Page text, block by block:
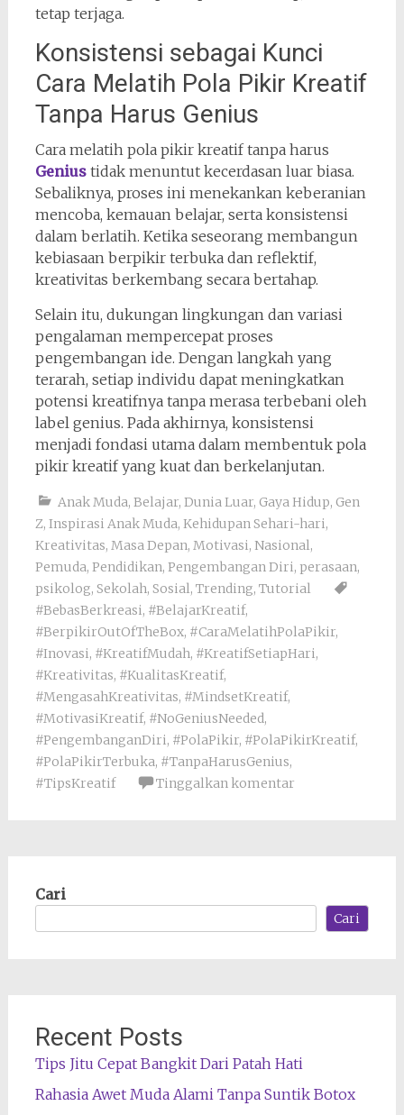
tetap terjaga.
Konsistensi sebagai Kunci
Cara Melatih Pola Pikir Kreatif
Tanpa Harus Genius
Cara melatih pola pikir kreatif tanpa harus
Geniustidak menuntut kecerdasan luar biasa.
Sebaliknya, proses ini menekankan keberanian
mencoba, kemauan belajar, serta konsistensi
dalam berlatih. Ketika seseorang membangun
kebiasaan berpikir terbuka dan reflektif,
kreativitas berkembang secara bertahap.
Selain itu, dukungan lingkungan dan variasi
pengalaman mempercepat proses
pengembangan ide. Dengan langkah yang
terarah, setiap individu dapat meningkatkan
potensi kreatifnya tanpa merasa terbebani oleh
label genius. Pada akhirnya, konsistensi
menjadi fondasi utama dalam membentuk pola
pikir kreatif yang kuat dan berkelanjutan.
Anak Muda, Belajar, Dunia Luar, Gaya Hidup, Gen
Z, Inspirasi Anak Muda, Kehidupan Sehari-hari,
Kreativitas, Masa Depan, Motivasi, Nasional,
Pemuda, Pendidikan, Pengembangan Diri, perasaan,
psikolog, Sekolah, Sosial, Trending, Tutorial
#BebasBerkreasi, #BelajarKreatif,
#BerpikirOutOfTheBox, #CaraMelatihPolaPikir,
#Inovasi, #KreatifMudah, #KreatifSetiapHari,
#Kreativitas, #KualitasKreatif,
#MengasahKreativitas, #MindsetKreatif,
#MotivasiKreatif, #NoGeniusNeeded,
#PengembanganDiri, #PolaPikir, #PolaPikirKreatif,
#PolaPikirTerbuka, #TanpaHarusGenius,
#TipsKreatif
Tinggalkan komentar
Cari
Cari
Recent Posts
Tips Jitu Cepat Bangkit Dari Patah Hati
Rahasia Awet Muda Alami Tanpa Suntik Botox